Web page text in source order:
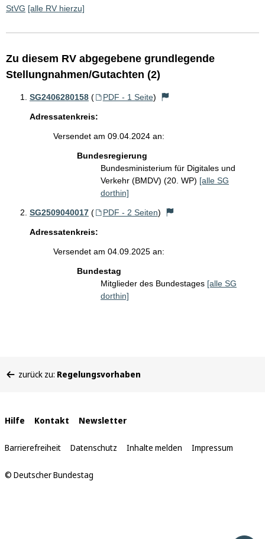
StVG [alle RV hierzu]
Zu diesem RV abgegebene grundlegende
Stellungnahmen/Gutachten (2)
SG2406280158 ( PDF - 1 Seite)
Adressatenkreis:
Versendet am 09.04.2024 an:
Bundesregierung
Bundesministerium für Digitales und
Verkehr (BMDV) (20. WP) [alle SG
dorthin]
SG2509040017 ( PDF - 2 Seiten)
Adressatenkreis:
Versendet am 04.09.2025 an:
Bundestag
Mitglieder des Bundestages [alle SG
dorthin]
befinden
zurück zu: Regelungsvorhaben
Interne
Links
Hilfe Kontakt Newsletter
Barrierefreiheit Datenschutz Inhalte melden Impressum
© Deutscher Bundestag